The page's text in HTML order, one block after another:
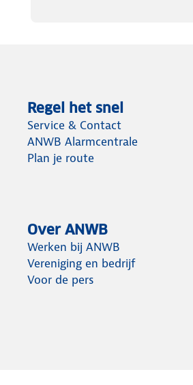
Regel het snel
Service & Contact
ANWB Alarmcentrale
Plan je route
Over ANWB
Werken bij ANWB
Vereniging en bedrijf
Voor de pers